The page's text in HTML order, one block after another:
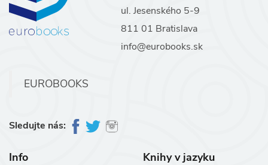
ul. Jesenského 5-9
811 01 Bratislava
info@eurobooks.sk
EUROBOOKS
Sledujte nás:
Info Knihy v jazyku